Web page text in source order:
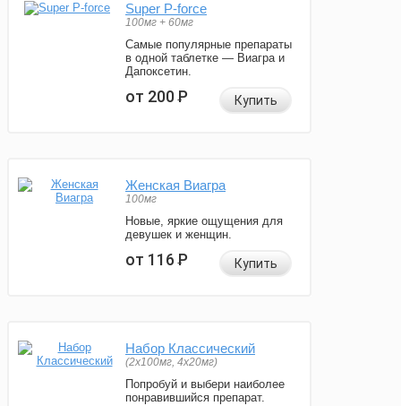
Super P-force
100мг + 60мг
Самые популярные препараты
в одной таблетке — Виагра и
Дапоксетин.
от 200Р Купить
Женская Виагра
100мг
Новые, яркие ощущения для
девушек и женщин.
от 116Р Купить
Набор Классический
(2x100мг, 4x20мг)
Попробуй и выбери наиболее
понравившийся препарат.